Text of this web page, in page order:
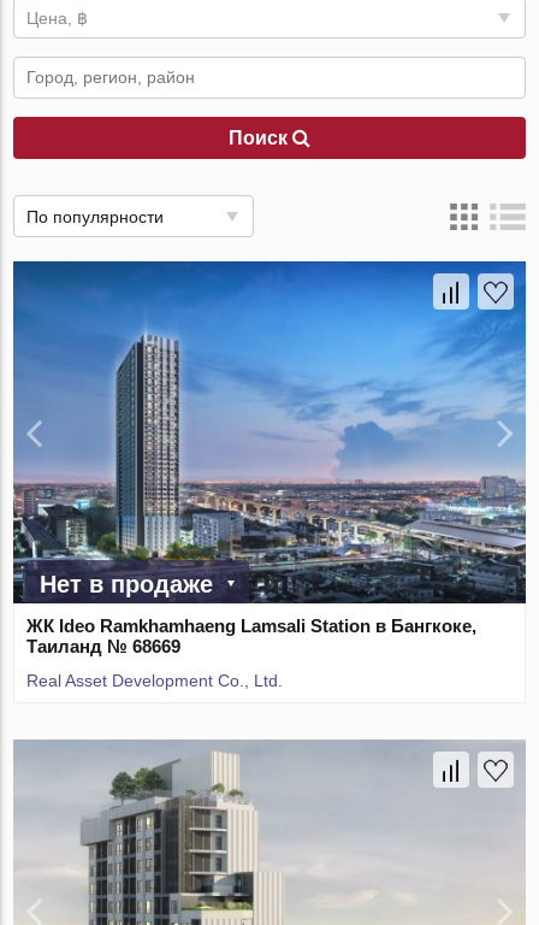
Цена, ฿
Поиск
По популярности
Нет в продаже
ЖК Ideo Ramkhamhaeng Lamsali Station в Бангкоке,
Таиланд № 68669
Real Asset Development Co., Ltd.